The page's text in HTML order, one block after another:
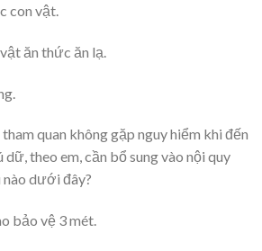
con vật.
ăn thức ăn lạ.
quan không gặp nguy hiểm khi đến
theo em, cần bổ sung vào nội quy
dưới đây?
bảo vệ 3 mét.